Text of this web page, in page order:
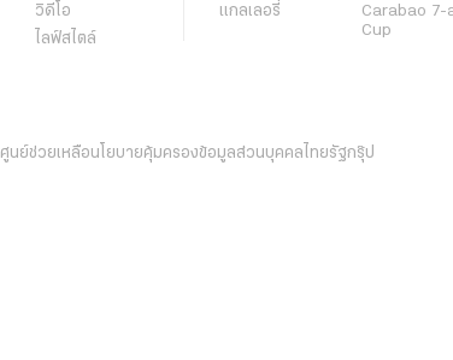
วิดีโอ
ไลฟ์สไตล์
แกลเลอรี่
Carabao 7-
Cup
ศูนย์ช่วยเหลือนโยบายคุ้มครองข้อมูลส่วนบุคคลไทยรัฐกรุ๊ป